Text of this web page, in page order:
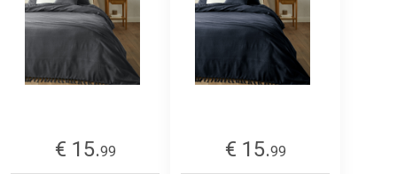
€ 15.99 € 15.99